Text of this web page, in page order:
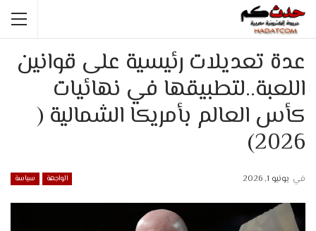
عدة تعديلات رئيسية على قوانين
اللعبة..لتطبيقها في نهائيات
كأس العالم بأمريكا الشمالية (
2026)
الواجهة سياسة في يونيو 1, 2026